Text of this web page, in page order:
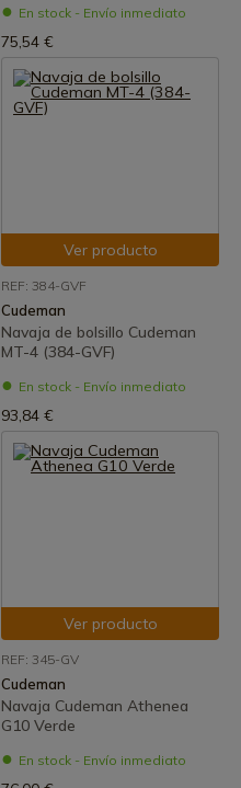
En stock - Envío inmediato
75,54 €
Ver producto
REF: 384-GVF
Cudeman
Navaja de bolsillo Cudeman
MT-4 (384-GVF)
En stock - Envío inmediato
93,84 €
Ver producto
REF: 345-GV
Cudeman
Navaja Cudeman Athenea
G10 Verde
En stock - Envío inmediato